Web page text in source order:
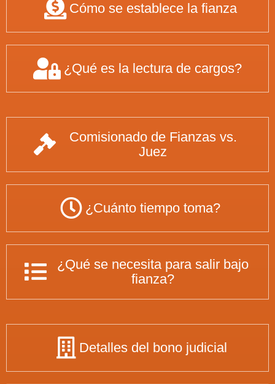
Cómo se establece la fianza
¿Qué es la lectura de cargos?
Comisionado de Fianzas vs.
Juez
¿Cuánto tiempo toma?
¿Qué se necesita para salir bajo
fianza?
Detalles del bono judicial